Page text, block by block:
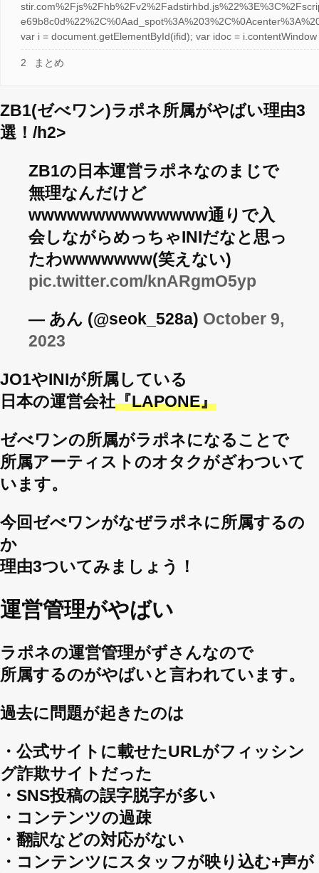
var i = document.getElementById(ifid); var idoc =
2 まとめ
ZB1(ゼべワン)ラポネ所属がやばい理由3
選！/h2>
ZB1の日本運営ラポネなのまじで
無理なんだけど
wwwwwwwwwwwwww通りで入
会しながらめっちゃINIだなと思っ
たわwwwwwww(笑えない)
pic.twitter.com/knARgmO5yp
— あん (@seok_528a) October 9,
2023
JO1やINIが所属している
日本の運営会社『LAPONE』
ゼべワンの所属がラポネになることで
所属アーティストのオタクがざわついて
います。
今回ゼべワンがなぜラポネに所属するの
か
理由3ついてみましょう！
運営管理がやばい
ラポネの運営管理がずさんなので
所属するのがやばいと言われています。
過去に問題が起きたのは
・公式サイトに載せたURLがフィッシン
グ詐欺サイトだった
・SNS投稿の誤字脱字が多い
・コンテンツの過疎
・翻訳などの対応がない
・コンテンツにスタッフが映り込む+声が